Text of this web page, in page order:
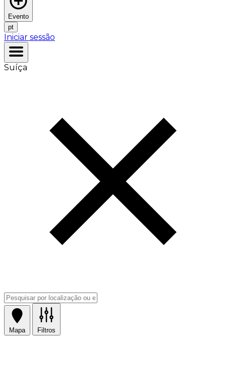
Evento
pt
Iniciar sessão
Suíça
Mapa Filtros